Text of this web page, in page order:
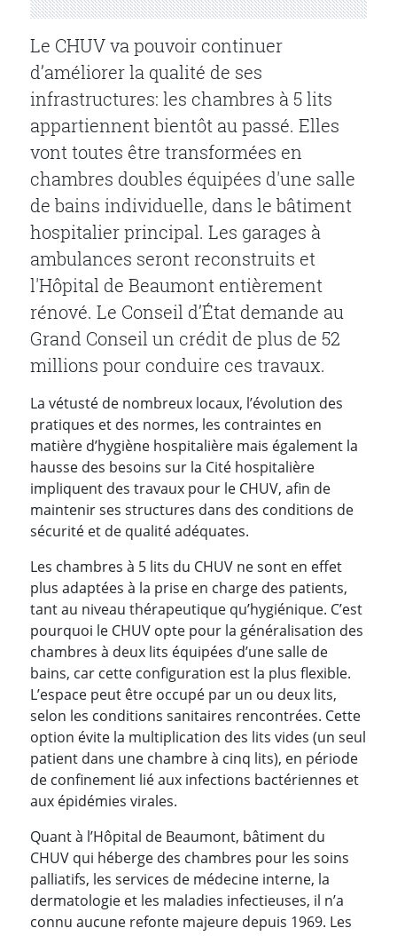
Le CHUV va pouvoir continuer
d’améliorer la qualité de ses
infrastructures: les chambres à 5 lits
appartiennent bientôt au passé. Elles
vont toutes être transformées en
chambres doubles équipées d'une salle
de bains individuelle, dans le bâtiment
hospitalier principal. Les garages à
ambulances seront reconstruits et
l'Hôpital de Beaumont entièrement
rénové. Le Conseil d’État demande au
Grand Conseil un crédit de plus de 52
millions pour conduire ces travaux.
La vétusté de nombreux locaux, l’évolution des
pratiques et des normes, les contraintes en
matière d’hygiène hospitalière mais également la
hausse des besoins sur la Cité hospitalière
impliquent des travaux pour le CHUV, afin de
maintenir ses structures dans des conditions de
sécurité et de qualité adéquates.
Les chambres à 5 lits du CHUV ne sont en effet
plus adaptées à la prise en charge des patients,
tant au niveau thérapeutique qu’hygiénique. C’est
pourquoi le CHUV opte pour la généralisation des
chambres à deux lits équipées d’une salle de
bains, car cette configuration est la plus flexible.
L’espace peut être occupé par un ou deux lits,
selon les conditions sanitaires rencontrées. Cette
option évite la multiplication des lits vides (un seul
patient dans une chambre à cinq lits), en période
de confinement lié aux infections bactériennes et
aux épidémies virales.
Quant à l’Hôpital de Beaumont, bâtiment du
CHUV qui héberge des chambres pour les soins
palliatifs, les services de médecine interne, la
dermatologie et les maladies infectieuses, il n’a
connu aucune refonte majeure depuis 1969. Les